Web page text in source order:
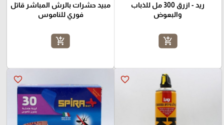
ريد - ازرق 300 مل للذباب
والبعوض
add_shopping_cart
مبيد حشرات بالرش المباشر قاتل
فوري للناموس
add_shopping_cart
favorite_border
favorite_border